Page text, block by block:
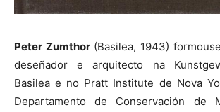
Peter Zumthor(Basilea, 1943)
deseñador e arquitecto na
Basilea e no Pratt Institute de Nova
Departamento de Conservación de